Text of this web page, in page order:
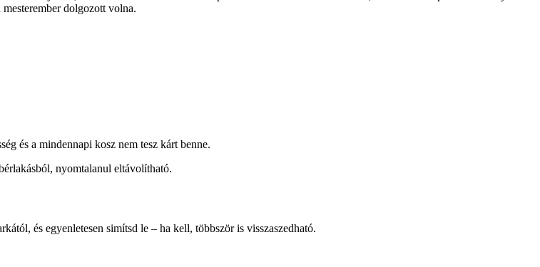
dolgozott volna.
és a mindennapi kosz nem tesz kárt benne.
nyomtalanul eltávolítható.
és egyenletesen simítsd le – ha kell, többször is visszaszedható.